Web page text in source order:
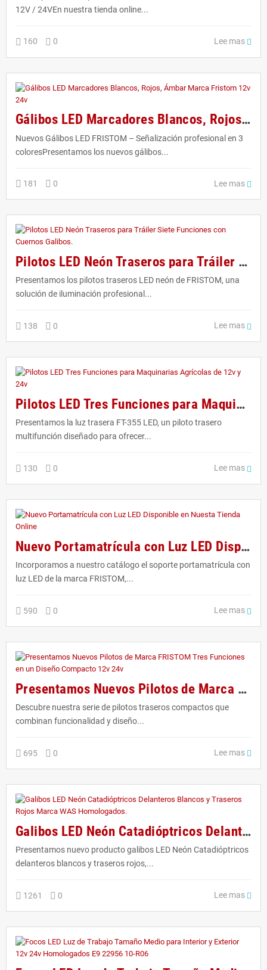
12V / 24VEn nuestra tienda online...
160 0 Lee mas
Gálibos LED Marcadores Blancos, Rojos, Ámbar Marca Fristom 12v 24v
Nuevos Gálibos LED FRISTOM – Señalización profesional en 3
coloresPresentamos los nuevos gálibos...
181 0 Lee mas
Pilotos LED Neón Traseros para Tráiler Siete Funciones con Cuernos Galibos.
Presentamos los pilotos traseros LED neón de FRISTOM, una
solución de iluminación profesional...
138 0 Lee mas
Pilotos LED Tres Funciones para Maquinarias Agrícolas de 12v y 24v
Presentamos la luz trasera FT-355 LED, un piloto trasero
multifunción diseñado para ofrecer...
130 0 Lee mas
Nuevo Portamatrícula con Luz LED Disponible en Nuesta Tienda Online
Incorporamos a nuestro catálogo el soporte portamatrícula con
luz LED de la marca FRISTOM,...
590 0 Lee mas
Presentamos Nuevos Pilotos de Marca FRISTOM Tres Funciones en un Diseño Compacto 12v 24v
Descubre nuestra serie de pilotos traseros compactos que
combinan funcionalidad y diseño...
695 0 Lee mas
Galibos LED Neón Catadióptricos Delanteros Blancos y Traseros Rojos Marca WAS Homologados.
Presentamos nuevo producto galibos LED Neón Catadióptricos
delanteros blancos y traseros rojos,...
1261 0 Lee mas